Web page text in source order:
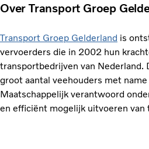
Over Transport Groep
Transport Groep Gelderland is
vervoerders die in 2002 hun
transportbedrijven van Nederland.
groot aantal veehouders met
Maatschappelijk verantwoord
en efficiënt mogelijk uitvoeren van